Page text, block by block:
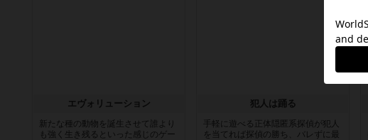
エヴォリューション
新たな種の動物を誕生させて誰より
も強く生き残るといった感じのゲー
犯人は踊る
手軽に遊べる正体隠匿系探偵が犯人
を当てれば探偵の勝ち、バレずに最